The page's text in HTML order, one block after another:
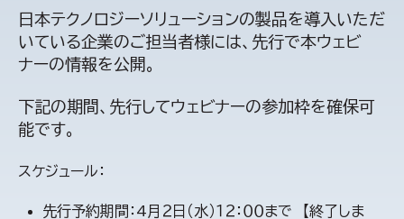
日本テクノロジーソリューションの製品を導入いただ
いている企業のご担当者様には、先行で本ウェビ
ナーの情報を公開。
下記の期間、先行してウェビナーの参加枠を確保可
能です。
スケジュール：
先行予約期間：4月２日（水）１２：００まで 【終了しま